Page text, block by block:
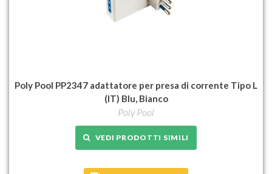
Poly Pool PP2347 adattatore per presa di corrente Tipo L
(IT) Blu, Bianco
Poly Pool
VEDI PRODOTTI SIMILI